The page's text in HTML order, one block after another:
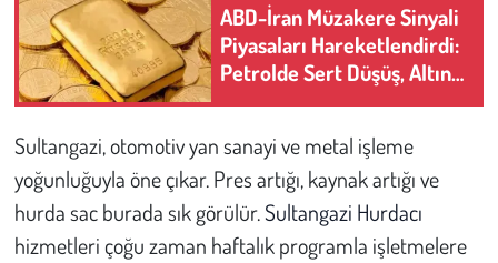
ABD-İran Müzakere Sinyali
Piyasaları Hareketlendirdi:
Petrolde Sert Düşüş, Altın
ve Gümüşte Yükseliş
Sultangazi, otomotiv yan sanayi ve metal işleme
yoğunluğuyla öne çıkar. Pres artığı, kaynak artığı ve
hurda sac burada sık görülür.Sultangazi Hurdacı
hizmetleri çoğu zaman haftalık programla işletmelere